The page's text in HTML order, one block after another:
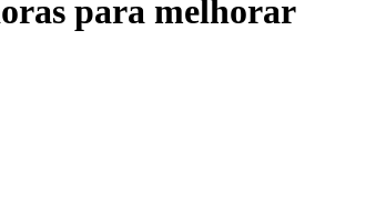
para melhorar